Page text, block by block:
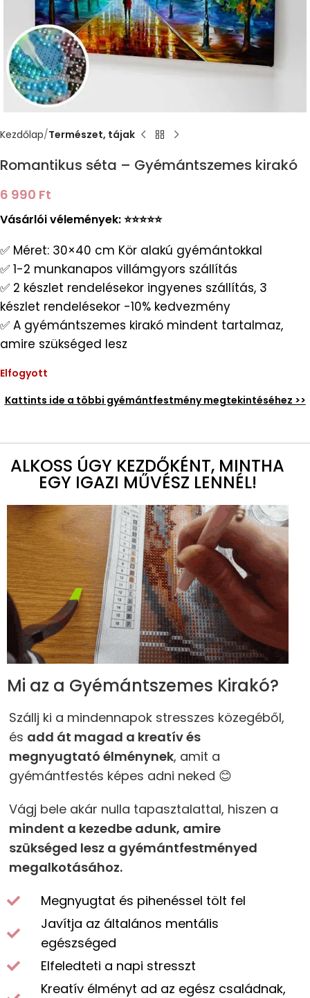
Kezdőlap Természet, tájak
Romantikus séta – Gyémántszemes kirakó
6 990 Ft
Vásárlói vélemények: ⭐️⭐️⭐️⭐️⭐️
✅ Méret: 30×40 cm Kör alakú gyémántokkal
✅ 1-2 munkanapos villámgyors szállítás
✅ 2 készlet rendelésekor ingyenes szállítás, 3
készlet rendelésekor -10% kedvezmény
✅ A gyémántszemes kirakó mindent tartalmaz,
amire szükséged lesz
Elfogyott
Kattints ide a többi gyémántfestmény megtekintéséhez >>
ALKOSS ÚGY KEZDŐKÉNT, MINTHA
EGY IGAZI MŰVÉSZ LENNÉL!
Mi az a Gyémántszemes Kirakó?
Szállj ki a mindennapok stresszes közegéből,
és add át magad a kreatív és
megnyugtató élménynek, amit a
gyémántfestés képes adni neked 😊
Vágj bele akár nulla tapasztalattal, hiszen a
mindent a kezedbe adunk, amire
szükséged lesz a gyémántfestményed
megalkotásához.
Megnyugtat és pihenéssel tölt fel
Javítja az általános mentális
egészséged
Elfeledteti a napi stresszt
Kreatív élményt ad az egész családnak,